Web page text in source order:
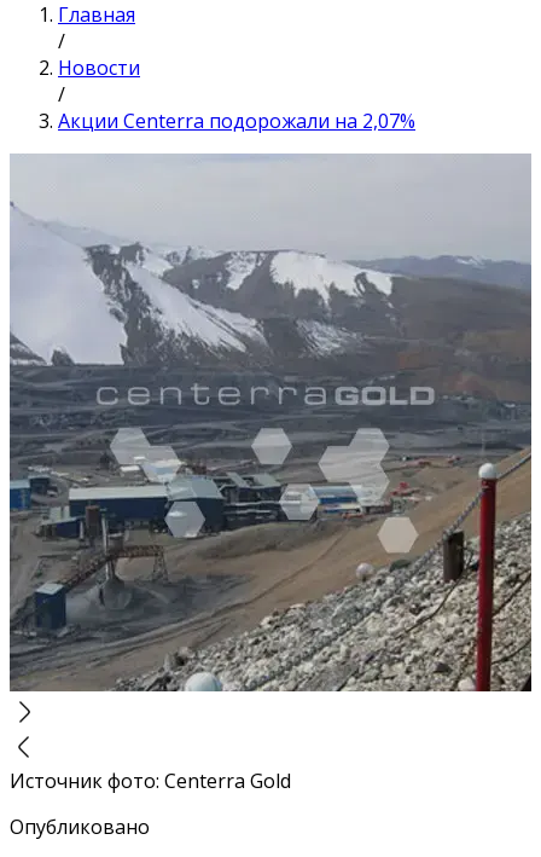
Главная
/
Новости
/
Акции Centerra подорожали на 2,07%
Источник фото: Centerra Gold
Опубликовано